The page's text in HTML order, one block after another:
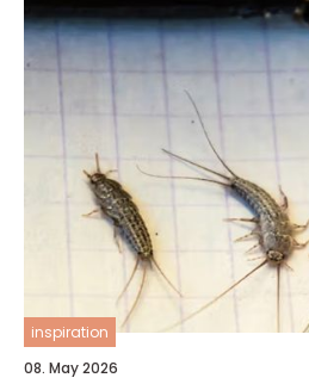
inspiration
08. May 2026